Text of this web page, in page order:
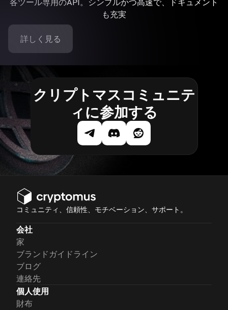
各ツール専用のAPI。シンプルかつ高速で、ドキュメント
も充実
詳しく見る
クリプトマスコミュニテ
ィに参加する
コミュニティ、信頼性、モチベーション、サポート。
会社
家
ブランドガイドライン
ブログ
連絡先
個人使用
財布